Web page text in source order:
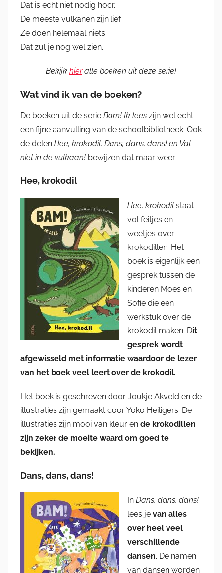
Dat is echt niet nodig hoor.
De meeste vulkanen zijn lief.
Ze doen helemaal niets.
Dat zul je nog wel zien.
Bekijk hieralle boeken uit deze serie!
Wat vind ik van de boeken?
De boeken uit de serie Bam! Ik lees zijn wel echt
een fijne aanvulling van de schoolbibliotheek. Ook
de delen Hee, krokodil, Dans, dans, dans! en Val
niet in de vulkaan! bewijzen dat maar weer.
Hee, krokodil
Hee, krokodil staat
vol feitjes en
weetjes over
krokodillen. Het
boek is eigenlijk een
gesprek tussen de
kinderen Moes en
Sofie die een
werkstuk over de
krokodil maken. Dit
gesprek wordt
afgewisseld met informatie waardoor de lezer
van het boek veel leert over de krokodil.
Het boek is geschreven door Joukje Akveld en de
illustraties zijn gemaakt door Yoko Heiligers. De
illustraties zijn mooi van kleur en de krokodillen
zijn zeker de moeite waard om goed te
bekijken.
Dans, dans, dans!
In Dans, dans, dans!
lees je van alles
over heel veel
verschillende
dansen. De namen
van dansen worden